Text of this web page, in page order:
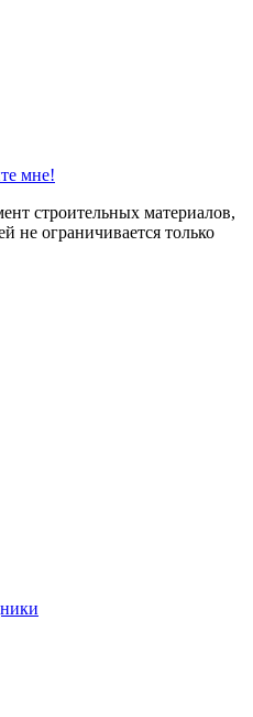
мне!
строительных материалов,
не ограничивается только